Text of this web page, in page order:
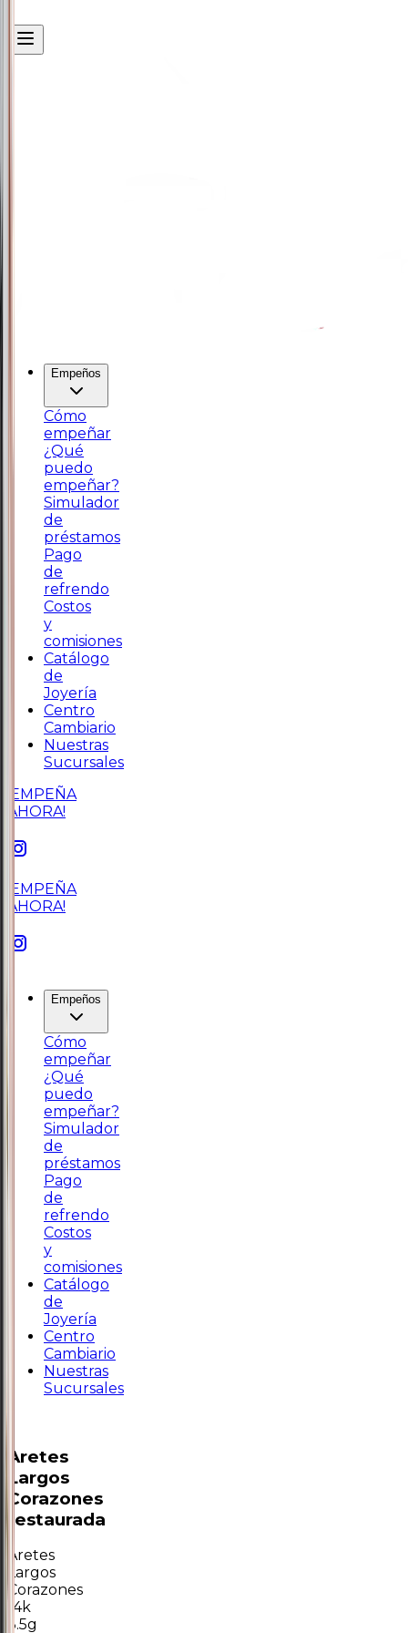
Empeños
Cómo
empeñar
¿Qué
puedo
empeñar?
Simulador
de
préstamos
Pago
de
refrendo
Costos
y
comisiones
Catálogo
de
Joyería
Centro
Cambiario
Nuestras
Sucursales
¡EMPEÑA
AHORA!
¡EMPEÑA
AHORA!
Empeños
Cómo
empeñar
¿Qué
puedo
empeñar?
Simulador
de
préstamos
Pago
de
refrendo
Costos
y
comisiones
Catálogo
de
Joyería
Centro
Cambiario
Nuestras
Sucursales
Aretes
Largos
Corazones
restaurada
Aretes
Largos
Corazones
14k
3.5g